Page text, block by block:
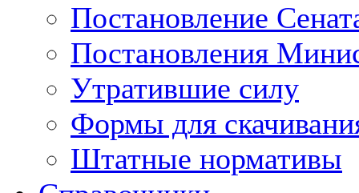
Постановление
Постановления
Утратившие силу
Формы для
Штатные нормативы